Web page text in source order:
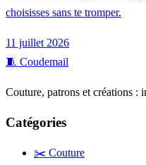
choisisses sans te tromper.
11 juillet 2026
🧵 Coudemail
Couture, patrons et créations :
Catégories
✂️ Couture